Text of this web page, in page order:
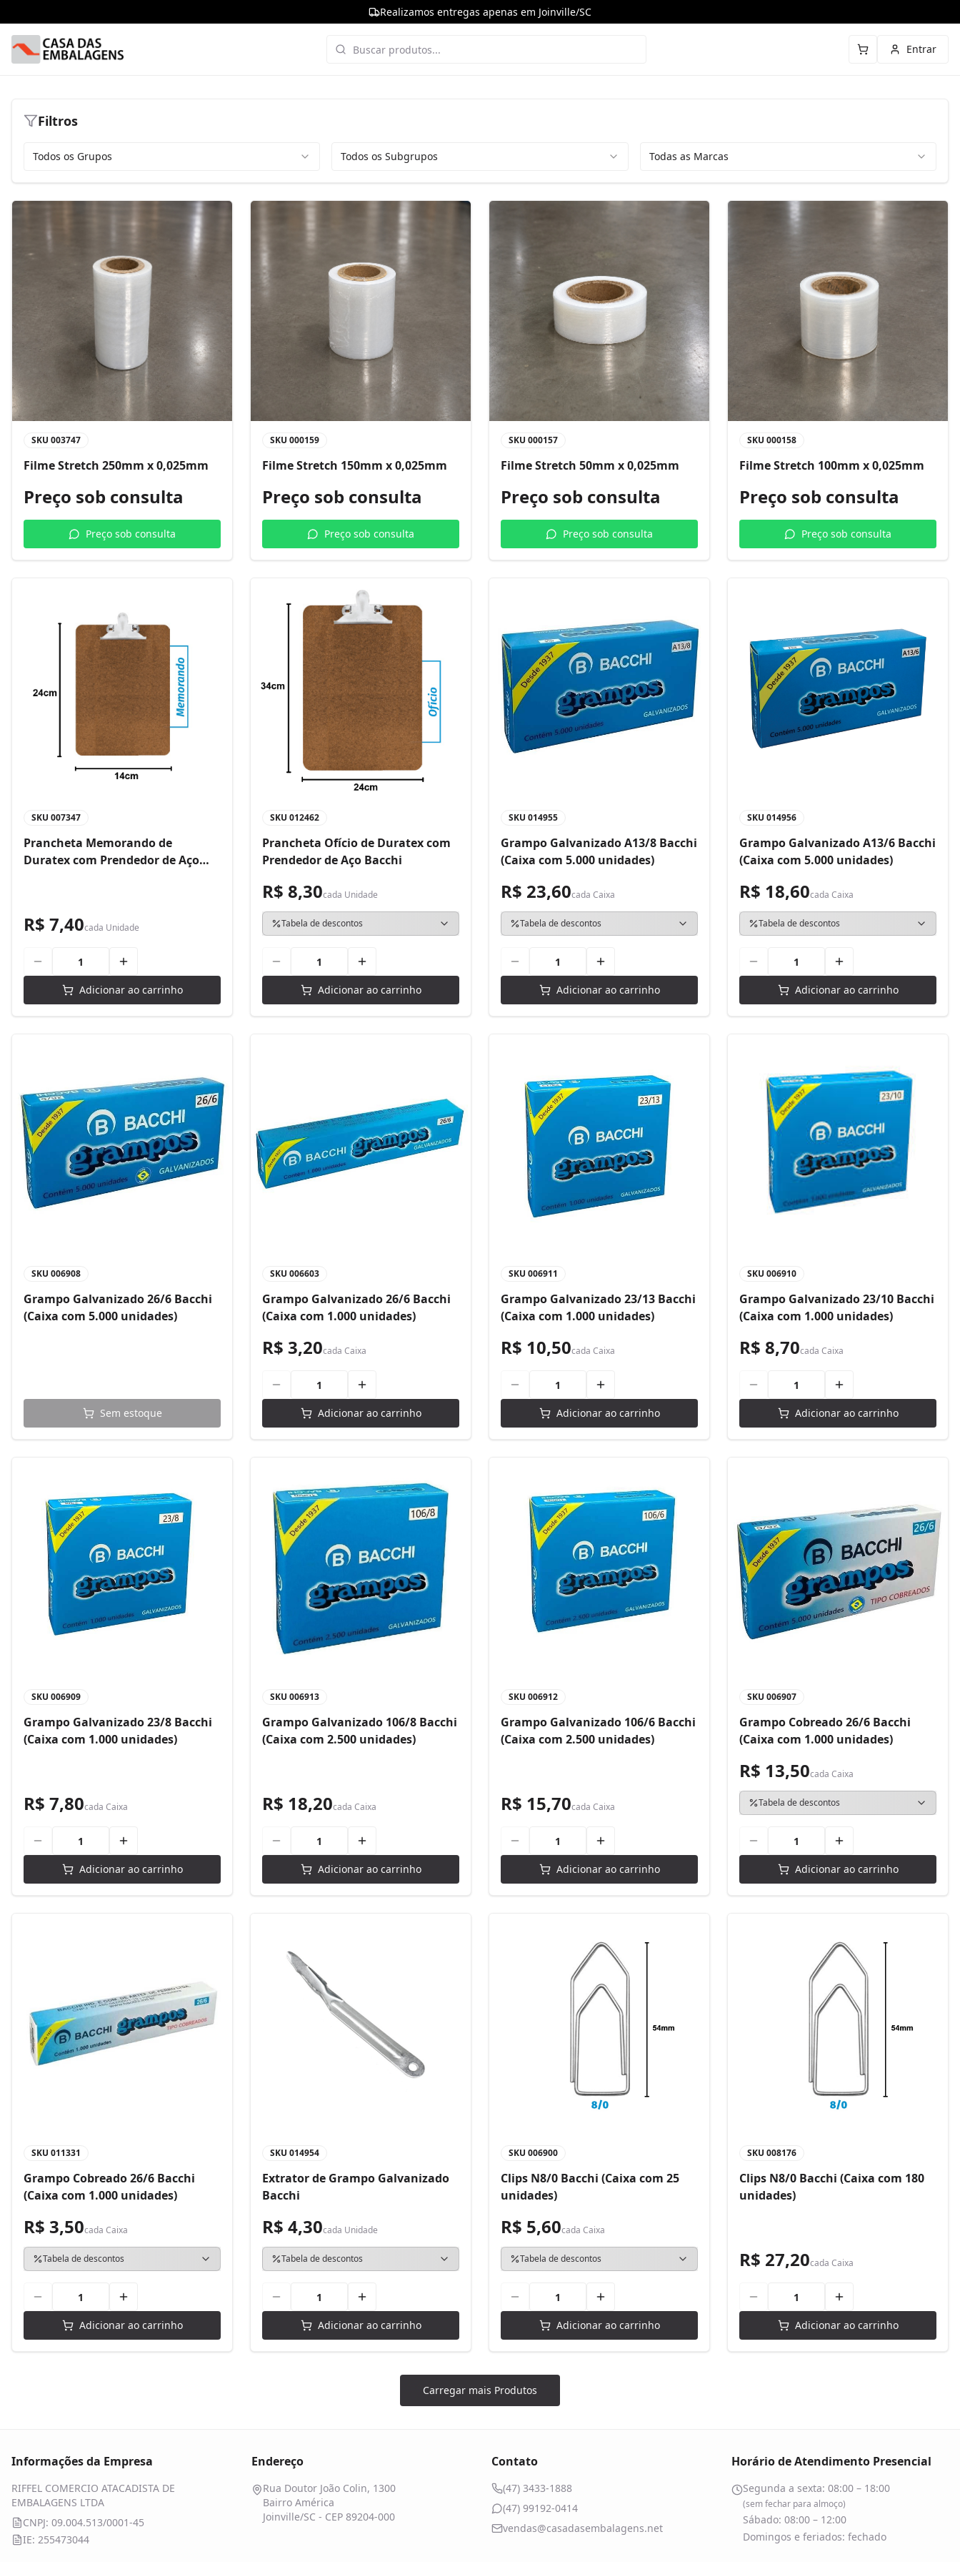
Realizamos entregas apenas em Joinville/SC
Entrar
Filtros
Todos os Grupos Todos os Subgrupos Todas as Marcas
SKU 003747
Filme Stretch 250mm x 0,025mm
Preço sob consulta
Preço sob consulta
SKU 000159
Filme Stretch 150mm x 0,025mm
Preço sob consulta
Preço sob consulta
SKU 000157
Filme Stretch 50mm x 0,025mm
Preço sob consulta
Preço sob consulta
SKU 000158
Filme Stretch 100mm x 0,025mm
Preço sob consulta
Preço sob consulta
SKU 007347
Prancheta Memorando de
Duratex com Prendedor de Aço
R$ 7,40cada Unidade
Adicionar ao carrinho
SKU 012462
Prancheta Ofício de Duratex com
Prendedor de Aço Bacchi
R$ 8,30cada Unidade
Tabela de descontos
Adicionar ao carrinho
SKU 014955
Grampo Galvanizado A13/8 Bacchi
(Caixa com 5.000 unidades)
R$ 23,60cada Caixa
Tabela de descontos
Adicionar ao carrinho
SKU 014956
Grampo Galvanizado A13/6 Bacchi
(Caixa com 5.000 unidades)
R$ 18,60cada Caixa
Tabela de descontos
Adicionar ao carrinho
SKU 006908
Grampo Galvanizado 26/6 Bacchi
(Caixa com 5.000 unidades)
Sem estoque
SKU 006603
Grampo Galvanizado 26/6 Bacchi
(Caixa com 1.000 unidades)
R$ 3,20cada Caixa
Adicionar ao carrinho
SKU 006911
Grampo Galvanizado 23/13 Bacchi
(Caixa com 1.000 unidades)
R$ 10,50cada Caixa
Adicionar ao carrinho
SKU 006910
Grampo Galvanizado 23/10 Bacchi
(Caixa com 1.000 unidades)
R$ 8,70cada Caixa
Adicionar ao carrinho
SKU 006909
Grampo Galvanizado 23/8 Bacchi
(Caixa com 1.000 unidades)
R$ 7,80cada Caixa
Adicionar ao carrinho
SKU 006913
Grampo Galvanizado 106/8 Bacchi
(Caixa com 2.500 unidades)
R$ 18,20cada Caixa
Adicionar ao carrinho
SKU 006912
Grampo Galvanizado 106/6 Bacchi
(Caixa com 2.500 unidades)
R$ 15,70cada Caixa
Adicionar ao carrinho
SKU 006907
Grampo Cobreado 26/6 Bacchi
(Caixa com 1.000 unidades)
R$ 13,50cada Caixa
Tabela de descontos
Adicionar ao carrinho
SKU 011331
Grampo Cobreado 26/6 Bacchi
(Caixa com 1.000 unidades)
R$ 3,50cada Caixa
Tabela de descontos
Adicionar ao carrinho
SKU 014954
Extrator de Grampo Galvanizado
Bacchi
R$ 4,30cada Unidade
Tabela de descontos
Adicionar ao carrinho
SKU 006900
Clips N8/0 Bacchi (Caixa com 25
unidades)
R$ 5,60cada Caixa
Tabela de descontos
Adicionar ao carrinho
SKU 008176
Clips N8/0 Bacchi (Caixa com 180
unidades)
R$ 27,20cada Caixa
Adicionar ao carrinho
Carregar mais Produtos
Informações da Empresa
RIFFEL COMERCIO ATACADISTA DE
EMBALAGENS LTDA
CNPJ: 09.004.513/0001-45
IE: 255473044
Endereço
Rua Doutor João Colin, 1300
Bairro América
Joinville/SC - CEP 89204-000
Contato
(47) 3433-1888
(47) 99192-0414
vendas@casadasembalagens.net
Horário de Atendimento Presencial
Segunda a sexta: 08:00 – 18:00
(sem fechar para almoço)
Sábado: 08:00 – 12:00
Domingos e feriados: fechado